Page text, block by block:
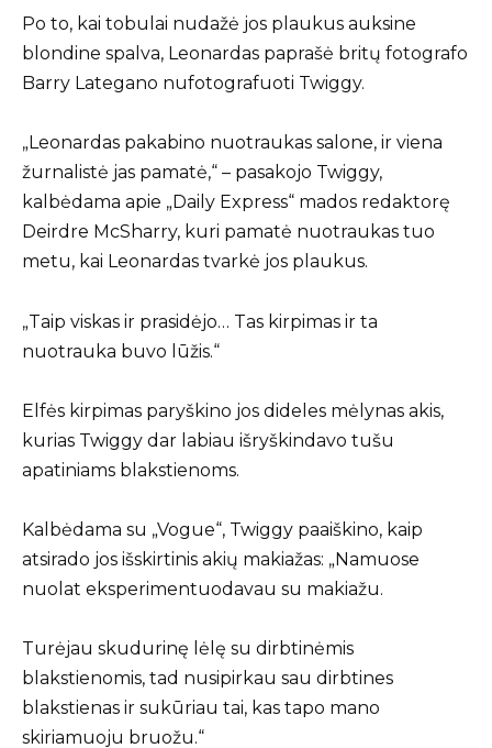
Po to, kai tobulai nudažė jos plaukus auksine
blondine spalva, Leonardas paprašė britų fotografo
Barry Lategano nufotografuoti Twiggy.
„Leonardas pakabino nuotraukas salone, ir viena
žurnalistė jas pamatė,“ – pasakojo Twiggy,
kalbėdama apie „Daily Express“ mados redaktorę
Deirdre McSharry, kuri pamatė nuotraukas tuo
metu, kai Leonardas tvarkė jos plaukus.
„Taip viskas ir prasidėjo… Tas kirpimas ir ta
nuotrauka buvo lūžis.“
Elfės kirpimas paryškino jos dideles mėlynas akis,
kurias Twiggy dar labiau išryškindavo tušu
apatiniams blakstienoms.
Kalbėdama su „Vogue“, Twiggy paaiškino, kaip
atsirado jos išskirtinis akių makiažas: „Namuose
nuolat eksperimentuodavau su makiažu.
Turėjau skudurinę lėlę su dirbtinėmis
blakstienomis, tad nusipirkau sau dirbtines
blakstienas ir sukūriau tai, kas tapo mano
skiriamuoju bruožu.“